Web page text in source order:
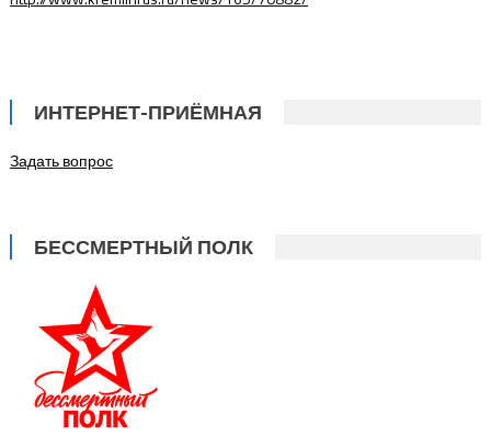
ИНТЕРНЕТ-ПРИЁМНАЯ
Задать вопрос
БЕССМЕРТНЫЙ ПОЛК